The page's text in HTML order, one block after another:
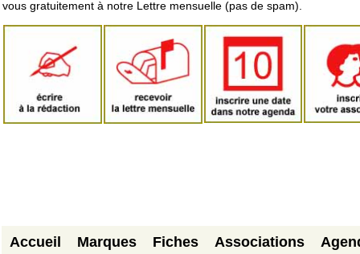
vous gratuitement à notre Lettre mensuelle (pas de spam).
Accueil Marques Fiches Associations